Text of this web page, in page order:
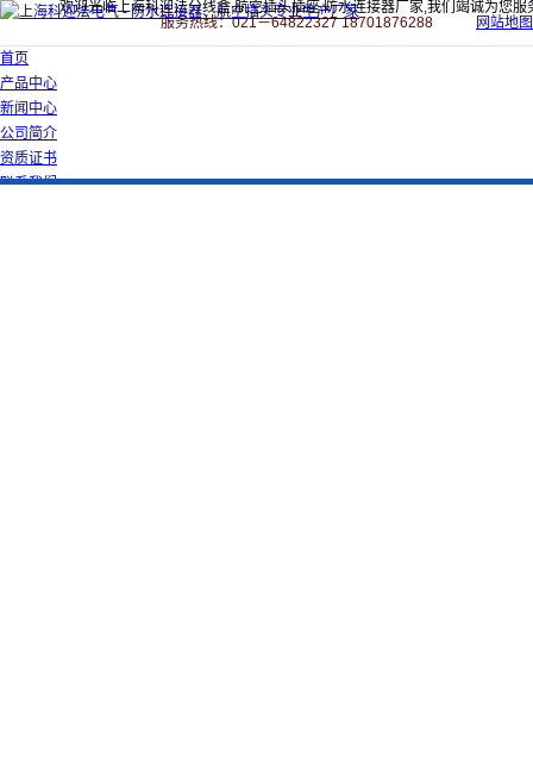
欢迎光临上海科迎法分线盒,航空插头插座,防水连接器厂家,我们竭诚为您服
服务热线：021－64822327 18701876288
网站地图
首页
产品中心
新闻中心
公司简介
资质证书
联系我们